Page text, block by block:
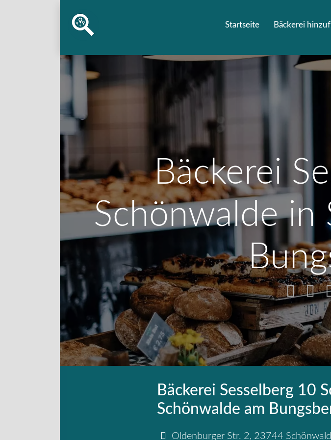
Startseite Bäckerei
Bäckerei
Schönwalde in
Bäckerei Sesselberg 10
Schönwalde am
Oldenburger Str. 2, 23744